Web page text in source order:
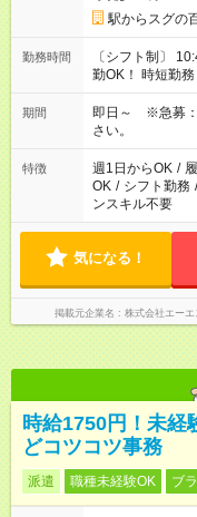
駅からスグの
勤務時間
〔シフト制〕 10:45～
勤OK！ 時短勤
期間
即日～ ※急募：
さい。
特徴 週1日からOK /
OK / シフト勤務 /
ンスキル不要
気になる！
掲載元企業名 株式会社エー
時給1750円！未
どコツコツ事務
派遣 職種未経験OK ブ